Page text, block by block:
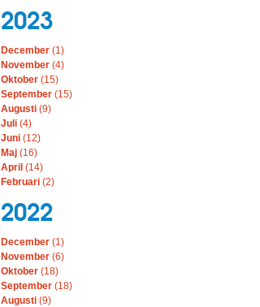
2023
December (1)
November (4)
Oktober (15)
September (15)
Augusti (9)
Juli (4)
Juni (12)
Maj (16)
April (14)
Februari (2)
2022
December (1)
November (6)
Oktober (18)
September (18)
Augusti (9)